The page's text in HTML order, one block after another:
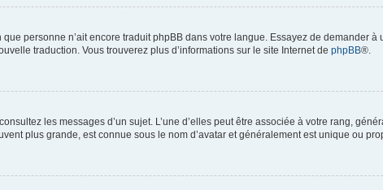
personne n’ait encore traduit phpBB dans votre langue. Essayez de demander à
traduction. Vous trouverez plus d’informations sur le site Internet de phpBB®.
les messages d’un sujet. L’une d’elles peut être associée à votre rang,
plus grande, est connue sous le nom d’avatar et généralement est unique ou